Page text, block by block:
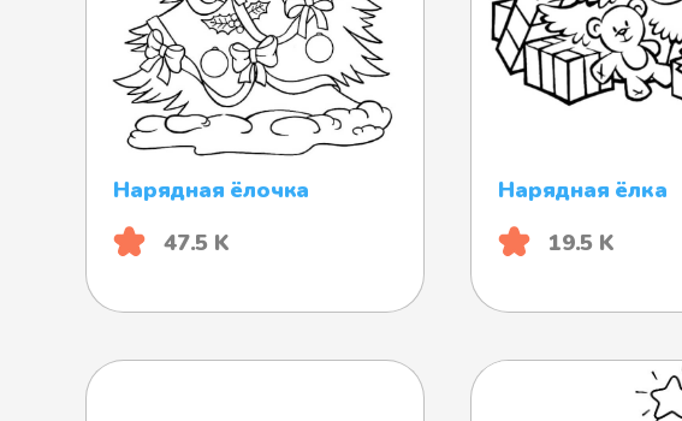
Нарядная ёлочка
47.5 K
Нарядная ёлка
19.5 K